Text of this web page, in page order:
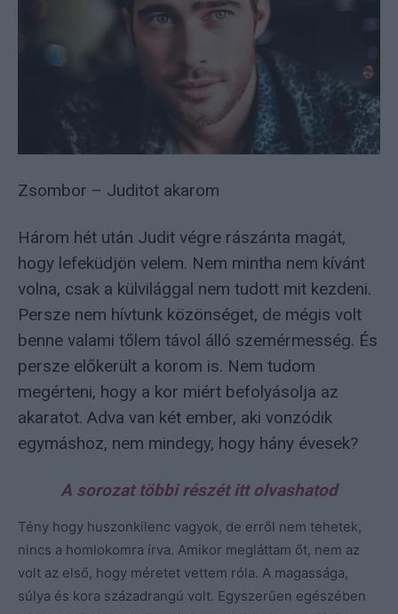
Zsombor – Juditot akarom
Három hét után Judit végre rászánta magát,
hogy lefeküdjön velem. Nem mintha nem kívánt
volna, csak a külvilággal nem tudott mit kezdeni.
Persze nem hívtunk közönséget, de mégis volt
benne valami tőlem távol álló szemérmesség. És
persze előkerült a korom is. Nem tudom
megérteni, hogy a kor miért befolyásolja az
akaratot. Adva van két ember, aki vonzódik
egymáshoz, nem mindegy, hogy hány évesek?
A sorozat többi részét itt olvashatod
Tény hogy huszonkilenc vagyok, de erről nem tehetek,
nincs a homlokomra írva. Amikor megláttam őt, nem az
volt az első, hogy méretet vettem róla. A magassága,
súlya és kora századrangú volt. Egyszerűen egészében